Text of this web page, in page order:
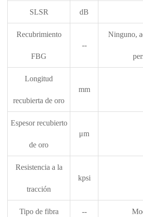
SLSR dB
Recubrimiento
FBG
--
Ninguno,
Longitud
recubierta de oro
mm
Espesor recubierto
de oro
μm
Resistencia a la
tracción
kpsi
Tipo de fibra --